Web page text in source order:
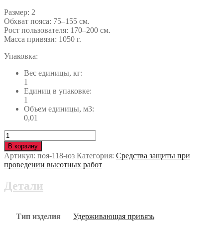
Размер: 2
Обхват пояса: 75–155 см.
Рост пользователя: 170–200 см.
Масса привязи: 1050 г.
Упаковка:
Вес единицы, кг:
1
Единиц в упаковке:
1
Объем единицы, м3:
0,01
Количество
Привязь
VENTO
ВЫСОТА
039
юз
В корзину
Артикул: поя-118-юз Категория: Средства защиты при
проведении высотных работ
Детали
Тип изделия Удерживающая привязь